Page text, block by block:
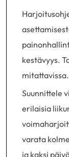
kestävyys.
mitattavissa.
Suunnittele
erilaisia
varata
ja kaksi